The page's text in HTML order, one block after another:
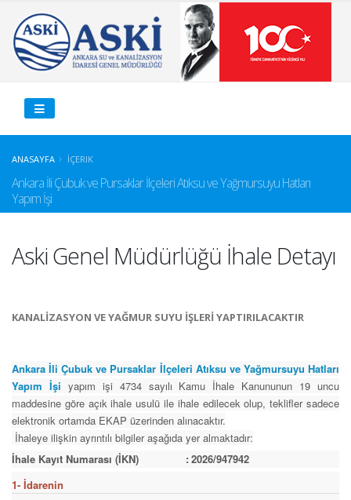
ANASAYFA İÇERIK
Ankara İli Çubuk ve Pursaklar İlçeleri Atıksu ve Yağmursuyu Hatları
Yapım İşi
Aski Genel Müdürlüğü İhale Detayı
KANALİZASYON VE YAĞMUR SUYU İŞLERİ YAPTIRILACAKTIR
Ankara İli Çubuk ve Pursaklar İlçeleri Atıksu ve Yağmursuyu Hatları
Yapım İşi yapım işi 4734 sayılı Kamu İhale Kanununun 19 uncu
maddesine göre açık ihale usulü ile ihale edilecek olup, teklifler sadece
elektronik ortamda EKAP üzerinden alınacaktır.
İhaleye ilişkin ayrıntılı bilgiler aşağıda yer almaktadır:
İhale Kayıt Numarası (İKN)
: 2026/947942
1- İdarenin